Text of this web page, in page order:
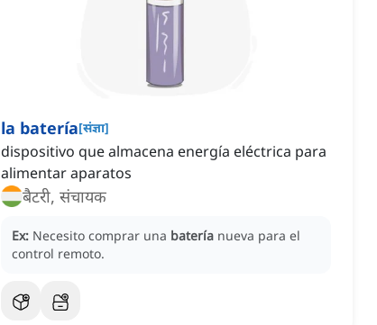
la batería[संज्ञा]
dispositivo que almacena energía eléctrica para
alimentar aparatos
बैटरी, संचायक
Ex: Necesito comprar una batería nueva para el
control remoto.